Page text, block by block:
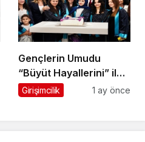
Gençlerin Umudu
“Büyüt Hayallerini” ile
267 Genç Daha
Girişimcilik 1 ay önce